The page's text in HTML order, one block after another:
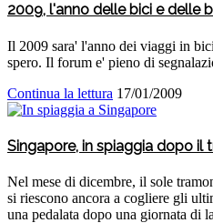
2009, l'anno delle bici e delle
Il 2009 sara' l'anno dei viaggi in
spero. Il forum e' pieno di
Continua la lettura 17/01/2009
Singapore, in spiaggia dopo il
Nel mese di dicembre, il sole
si riescono ancora a cogliere gli
una pedalata dopo una giornata di